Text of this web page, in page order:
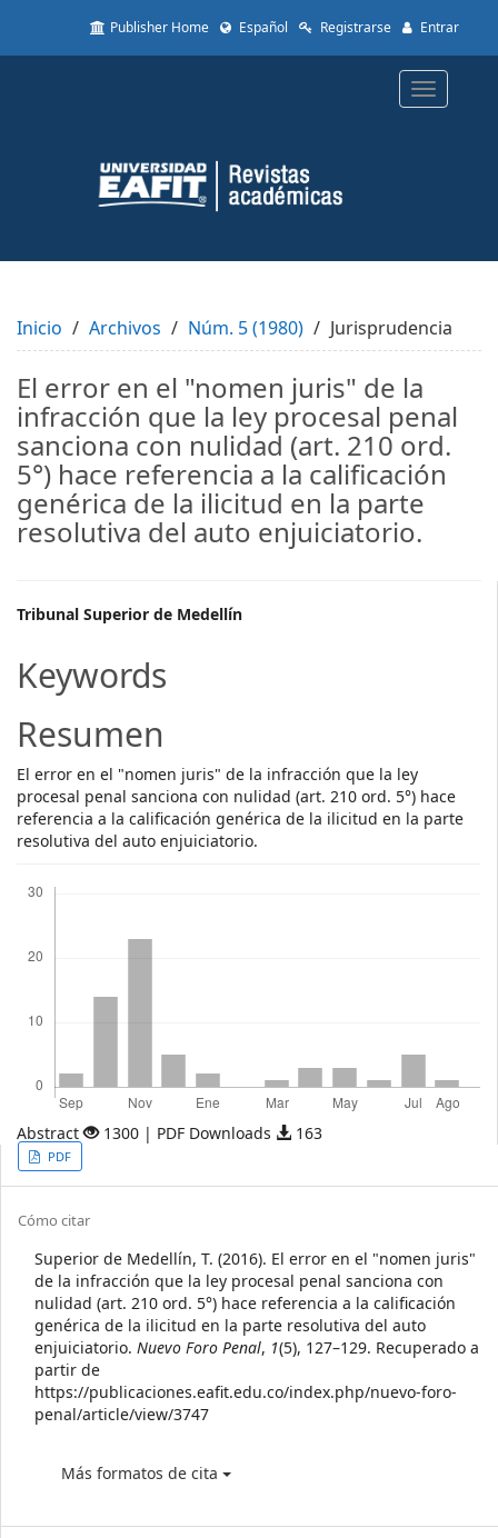
to
Content
Sidebar
Publisher Home Español Registrarse Entrar
Toggle
Inicio Archivos Núm. 5 (1980) Jurisprudencia
El error en el "nomen juris" de la
infracción que la ley procesal penal
sanciona con nulidad (art. 210 ord.
5°) hace referencia a la calificación
genérica de la ilicitud en la parte
resolutiva del auto enjuiciatorio.
Main
Article
Content
Tribunal Superior de Medellín
Keywords
Resumen
El error en el "nomen juris" de la infracción que la ley
procesal penal sanciona con nulidad (art. 210 ord. 5°) hace
referencia a la calificación genérica de la ilicitud en la parte
resolutiva del auto enjuiciatorio.
Abstract 1300 | PDF Downloads 163
Article
Sidebar
PDF
Article
Details
Cómo citar
Superior de Medellín, T. (2016). El error en el "nomen juris"
de la infracción que la ley procesal penal sanciona con
nulidad (art. 210 ord. 5°) hace referencia a la calificación
genérica de la ilicitud en la parte resolutiva del auto
enjuiciatorio. Nuevo Foro Penal, 1(5), 127–129. Recuperado a
partir de
https://publicaciones.eafit.edu.co/index.php/nuevo-foro-
penal/article/view/3747
Más formatos de cita